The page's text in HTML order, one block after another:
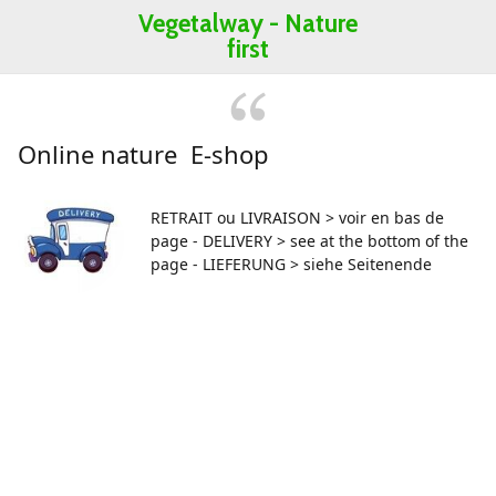
Vegetalway - Nature
first
Online nature E-shop
RETRAIT ou LIVRAISON > voir en bas de
page - DELIVERY > see at the bottom of the
page - LIEFERUNG > siehe Seitenende